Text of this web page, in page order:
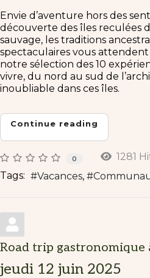
Envie d’aventure hors des
découverte des îles reculées
sauvage, les traditions
spectaculaires vous attendent
notre sélection des 10
vivre, du nord au sud de
inoubliable dans ces îles.
Continue reading
0
1281
Tags:
Vacances
Road trip gastronomique
jeudi 12 juin 2025